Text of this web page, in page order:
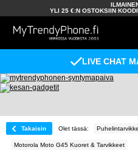
YLI 25 €:N OSTOKSIIN
LIVE CHAT
Takaisin Olet tässä:
Motorola Moto G45 Kuoret & Tarvikkeet